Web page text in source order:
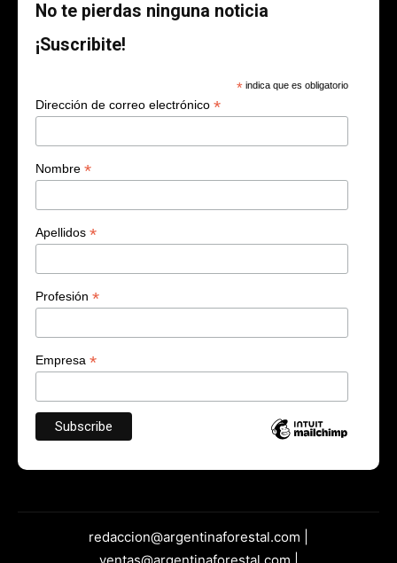
No te pierdas ninguna noticia
¡Suscribite!
* indica que es obligatorio
Dirección de correo electrónico *
Nombre *
Apellidos *
Profesión *
Empresa *
redaccion@argentinaforestal.com |